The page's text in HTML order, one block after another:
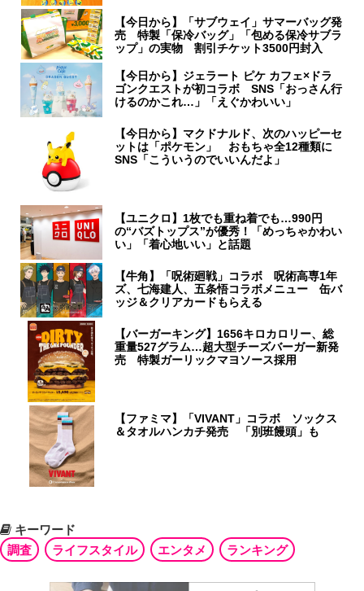
【今日から】「サブウェイ」サマーバッグ発
売 特製「保冷バッグ」「包める保冷サブラ
ップ」の実物 割引チケット3500円封入
【今日から】ジェラート ピケ カフェ×ドラ
ゴンクエストが初コラボ SNS「おっさん行
けるのかこれ…」「えぐかわいい」
【今日から】マクドナルド、次のハッピーセ
ットは「ポケモン」 おもちゃ全12種類に
SNS「こういうのでいいんだよ」
【ユニクロ】1枚でも重ね着でも…990円
の“バズトップス”が優秀！「めっちゃかわい
い」「着心地いい」と話題
【牛角】「呪術廻戦」コラボ 呪術高専1年
ズ、七海建人、五条悟コラボメニュー 缶バ
ッジ＆クリアカードもらえる
【バーガーキング】1656キロカロリー、総
重量527グラム…超大型チーズバーガー新発
売 特製ガーリックマヨソース採用
【ファミマ】「VIVANT」コラボ ソックス
＆タオルハンカチ発売 「別班饅頭」も
キーワード
調査
ライフスタイル エンタメ ランキング